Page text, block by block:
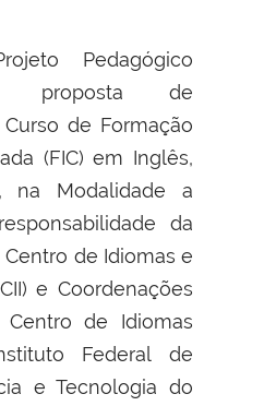
Pedagógico
proposta de
de Formação
(FIC) em Inglês,
na Modalidade a
da
de Idiomas e
e Coordenações
de Idiomas
Federal de
e Tecnologia do